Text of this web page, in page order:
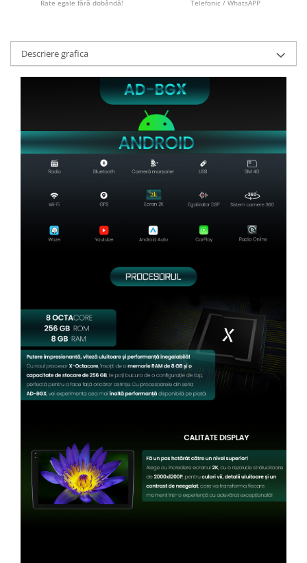
Rate egale fără dobândă! Telefonic / WhatsAPP
Descriere grafica